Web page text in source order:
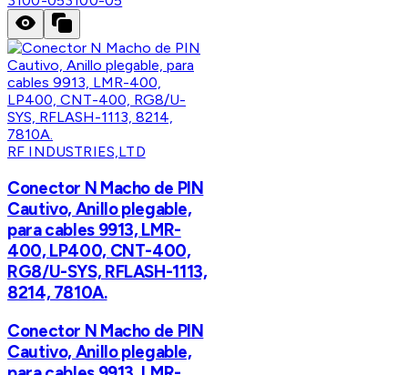
RF INDUSTRIES,LTD
Conector N Macho de PIN
Cautivo, Anillo plegable,
para cables 9913, LMR-
400, LP400, CNT-400,
RG8/U-SYS, RFLASH-1113,
8214, 7810A.
Conector N Macho de PIN
Cautivo, Anillo plegable,